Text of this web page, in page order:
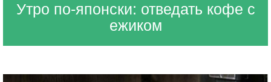
Утро по-японски: отведать кофе с
ежиком